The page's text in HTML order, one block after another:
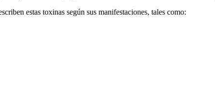
estas toxinas según sus manifestaciones, tales como: